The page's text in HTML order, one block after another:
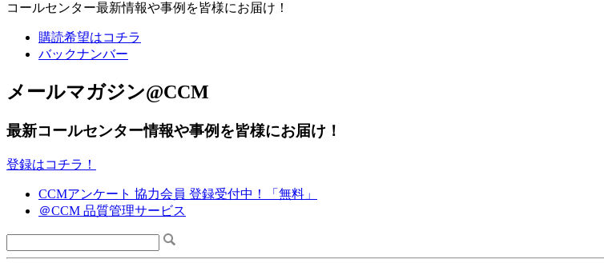
コールセンター最新情報や事例を皆様にお届け！
購読希望はコチラ
バックナンバー
メールマガジン@CCM
最新コールセンター情報や事例を皆様にお届け！
登録はコチラ！
CCMアンケート 協力会員 登録受付中！「無料」
＠CCM 品質管理サービス